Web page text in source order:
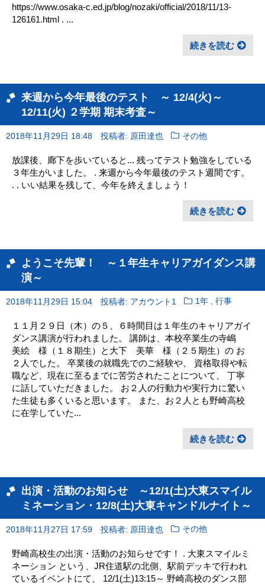
https://www.osaka-c.ed.jp/blog/nozaki/official/2018/11/13-
126161.html . ...
続きを読む
来週から今年最後のテスト ～ 12/4(火)～
12/11(火) ２学期 期末考査～
2018年11月29日 18:48 投稿者: 原田達也 その他
放課後、廊下を歩いていると... 残ってテスト勉強をしている
３年生がいました。 . 来週から今年最後のテスト週間です。
. . いい結果を残して、今年を終えましょう！
続きを読む
ようこそ先輩！ ～１年生キャリアガイダンス講
演～
2018年11月29日 15:04 投稿者: アカウント1 1年 ,行事
１１月２９日（木）の５、６時間目は１年生のキャリアガイ
ダンス講演が行われました。 講師は、本校卒業生の寺嶋
美絵 様（１８期生）と大下 美華 様（２５期生）の お
２人でした。 卒業後の就職先でのご経験や、 資格取得や転
職など、現在に至るまでに苦労されたことについて、 丁寧
に話していただきました。 お２人の行動力や実行力に驚い
た生徒も多くいると思います。 また、お２人とも野崎高校
に在学していた...
続きを読む
出演・活動のお知らせ ～12/1(土)大東スマイル
ミネーション・12/8(土)大東キャンドルナイト～
2018年11月27日 17:59 投稿者: 原田達也 その他
野崎高校生の出演・活動のお知らせです！ . 大東スマイルミ
ネーション という、JR住道駅の北側、駅前デッキで行われ
ているイベントにて、 12/1(土)13:15～ 野崎高校のダンス部